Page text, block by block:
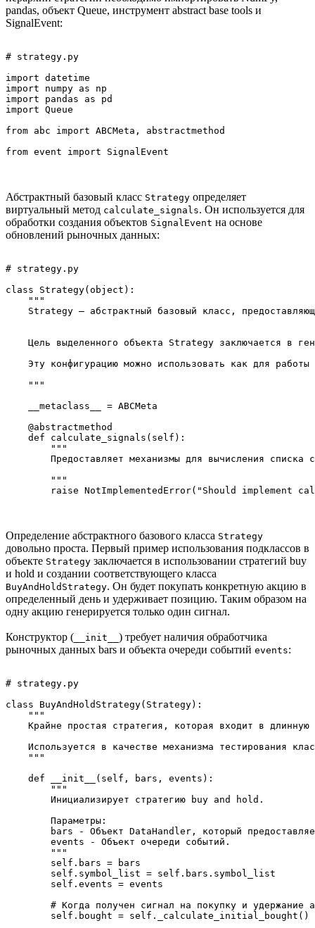
pandas, объект Queue, инструмент abstract base tools и
SignalEvent:
# strategy.py
import datetime
import numpy as np
import pandas as pd
import Queue
from abc import ABCMeta, abstractmethod
Абстрактный базовый класс Strategy определяет
виртуальный метод calculate_signals. Он используется для
обработки создания объектов SignalEvent на основе
обновлений рыночных данных:
# strategy.py
class Strategy(object):
    """
Strategy — абстрактный базовый класс,
Цель выделенного объекта Strategy заключается в
Эту конфигурацию можно использовать как для
    """
    __metaclass__ = ABCMeta
    @abstractmethod
    def calculate_signals(self):
        """
Предоставляет механизмы для вычисления списка
        """
Определение абстрактного базового класса Strategy
довольно проста. Первый пример использования подклассов в
объекте Strategy заключается в использовании стратегий buy
и hold и создании соответствующего класса
BuyAndHoldStrategy. Он будет покупать конкретную акцию в
определенный день и удерживает позицию. Таким образом на
одну акцию генерируется только один сигнал.
Конструктор ( __init__ ) требует наличия обработчика
рыночных данных bars и объекта очереди событий events:
# strategy.py
class BuyAndHoldStrategy(Strategy):
    """
Крайне простая стратегия, которая входит в
Используется в качестве механизма тестирования
    """
    def __init__(self, bars, events):
        """
        Инициализирует стратегию buy and hold.
        Параметры:
bars - Объект DataHandler, который
        events - Объект очереди событий.
        """
        self.bars = bars
        self.symbol_list = self.bars.symbol_list
        self.events = events
# Когда получен сигнал на покупку и удержание
        self.bought = self._calculate_initial_bought()